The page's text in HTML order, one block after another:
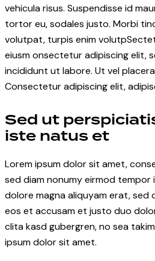
vehicula risus. Suspendisse id
tortor eu, sodales justo. Morbi
volutpat, turpis enim
eiusm onsectetur adipiscing elit,
incididunt ut labore. Ut vel
Consectetur adipiscing elit,
Sed ut
iste natus et
Lorem ipsum dolor sit amet,
sed diam nonumy eirmod
dolore magna aliquyam erat, sed
eos et accusam et justo duo
clita kasd gubergren, no sea
ipsum dolor sit amet.